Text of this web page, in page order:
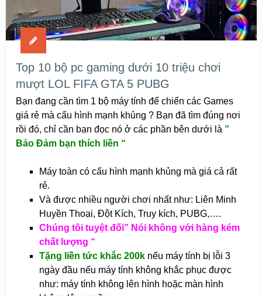
Top 10 bộ pc gaming dưới 10 triệu chơi
mượt LOL FIFA GTA 5 PUBG
Bạn đang cần tìm 1 bộ máy tính để chiến các Games
giá rẻ mà cấu hình mạnh khủng ? Bạn đã tìm đúng nơi
rồi đó, chỉ cần bạn đọc nó ở các phần bên dưới là ”
Bảo Đảm bạn thích liền “
Máy toàn có cấu hình mạnh khủng mà giá cả rất
rẻ.
Và được nhiều người chơi nhất như: Liên Minh
Huyền Thoại, Đột Kích, Truy kích, PUBG,….
Chúng tôi tuyệt đối” Nói không với hàng kém
chất lượng “
Tặng liền tức khắc 200knếu máy tính bị lỗi 3
ngày đầu nếu máy tính không khắc phục được
như: máy tính không lên hình hoặc màn hình